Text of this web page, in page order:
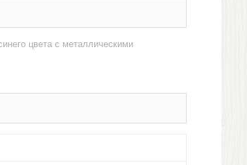
цвета с металлическими